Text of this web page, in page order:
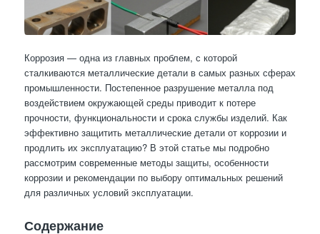
Коррозия — одна из главных проблем, с которой
сталкиваются металлические детали в самых разных сферах
промышленности. Постепенное разрушение металла под
воздействием окружающей среды приводит к потере
прочности, функциональности и срока службы изделий. Как
эффективно защитить металлические детали от коррозии и
продлить их эксплуатацию? В этой статье мы подробно
рассмотрим современные методы защиты, особенности
коррозии и рекомендации по выбору оптимальных решений
для различных условий эксплуатации.
Содержание